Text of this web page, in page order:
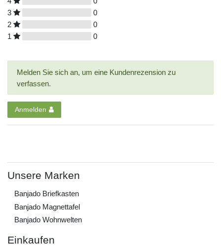
3
0
2
0
1
0
Melden Sie sich an, um eine Kundenrezension zu
verfassen.
Anmelden
Unsere Marken
Banjado Briefkasten
Banjado Magnettafel
Banjado Wohnwelten
Einkaufen